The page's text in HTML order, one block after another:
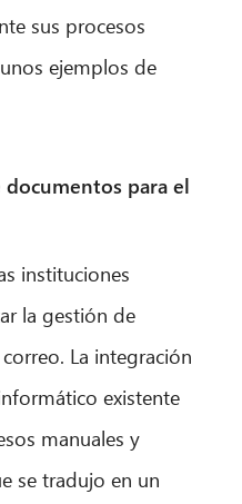
sus procesos
ejemplos de
para el
instituciones
la gestión de
La integración
existente
manuales y
se tradujo en un